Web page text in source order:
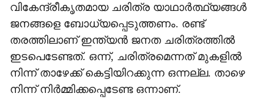
വികേന്ദ്രീകൃതമായ ചരിത്ര യാഥാര്‍ത്ഥ്യങ്ങള്‍
ജനങ്ങളെ ബോധ്യപ്പെടുത്തണം. രണ്ട്
തരത്തിലാണ് ഇന്ത്യന്‍ ജനത ചരിത്രത്തില്‍
ഇടപെടേണ്ടത്. ഒന്ന്, ചരിത്രമെന്നത് മുകളില്‍
നിന്ന് താഴേക്ക് കെട്ടിയിറക്കുന്ന ഒന്നല്ല. താഴെ
നിന്ന് നിര്‍മ്മിക്കപ്പെടേണ്ട ഒന്നാണ്.